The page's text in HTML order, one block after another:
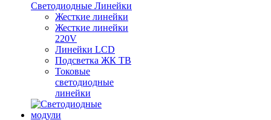
Светодиодные Линейки
Жесткие линейки
Жесткие линейки
220V
Линейки LCD
Подсветка ЖК ТВ
Токовые
светодиодные
линейки